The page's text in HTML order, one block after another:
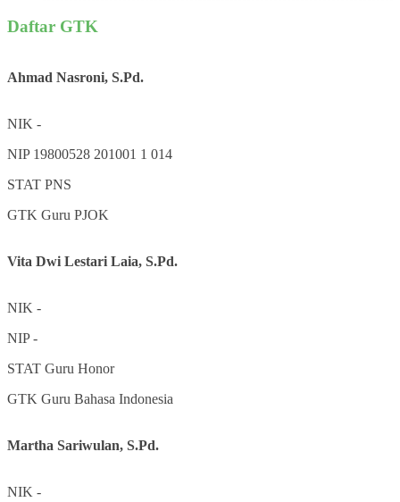
Daftar GTK
Ahmad Nasroni, S.Pd.
NIK -
NIP 19800528 201001 1 014
STAT PNS
GTK Guru PJOK
Vita Dwi Lestari Laia, S.Pd.
NIK -
NIP-
STAT Guru Honor
GTK Guru Bahasa Indonesia
Martha Sariwulan, S.Pd.
NIK -